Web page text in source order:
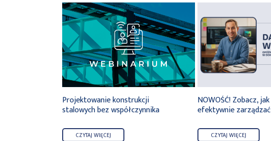
Projektowanie konstrukcji
stalowych bez współczynnika
CZYTAJ WIĘCEJ
NOWOŚĆ! Zobacz, jak
efektywnie zarządzać
CZYTAJ WIĘCEJ